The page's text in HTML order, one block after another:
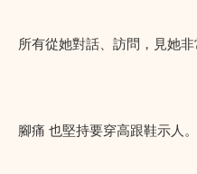
所有從她對話、訪問，見她非
腳痛 也堅持要穿高跟鞋示人。